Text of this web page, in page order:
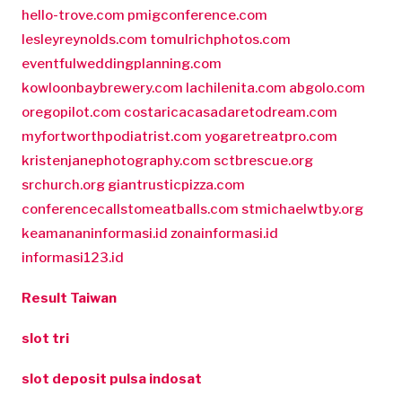
hello-trove.com pmigconference.com
lesleyreynolds.com tomulrichphotos.com
eventfulweddingplanning.com
kowloonbaybrewery.com lachilenita.com abgolo.com
oregopilot.com costaricacasadaretodream.com
myfortworthpodiatrist.com yogaretreatpro.com
kristenjanephotography.com sctbrescue.org
srchurch.org giantrusticpizza.com
conferencecallstomeatballs.com stmichaelwtby.org
keamananinformasi.id zonainformasi.id
informasi123.id
Result Taiwan
slot tri
slot deposit pulsa indosat